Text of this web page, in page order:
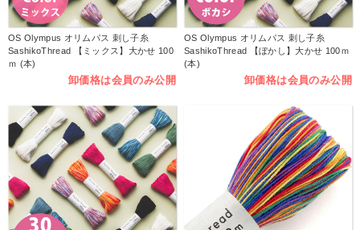
OS Olympus オリムパス 刺し子糸
SashikoThread 【ミックス】大かせ 100
ｍ (本)
卸価格は会員のみ公開
OS Olympus オリムパス 刺し子糸
SashikoThread 【ぼかし】大かせ 100ｍ
(本)
卸価格は会員のみ公開